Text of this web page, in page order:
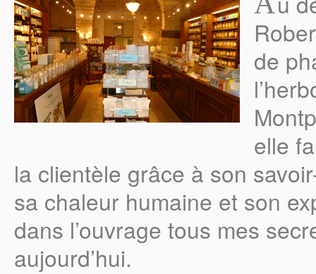
de
elle
la clientèle grâce à son
sa chaleur humaine et son
dans l’ouvrage tous mes
aujourd’hui.